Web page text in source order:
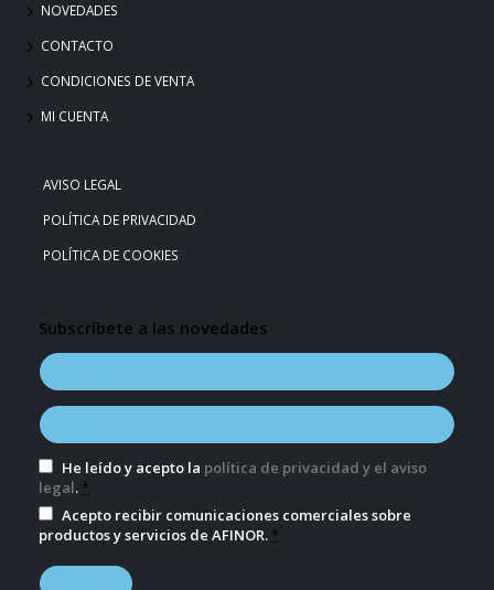
NOVEDADES
CONTACTO
CONDICIONES DE VENTA
MI CUENTA
AVISO LEGAL
POLÍTICA DE PRIVACIDAD
POLÍTICA DE COOKIES
Subscríbete a las novedades
He leído y acepto la política de privacidad y el aviso
legal. *
Acepto recibir comunicaciones comerciales sobre
productos y servicios de AFINOR. *